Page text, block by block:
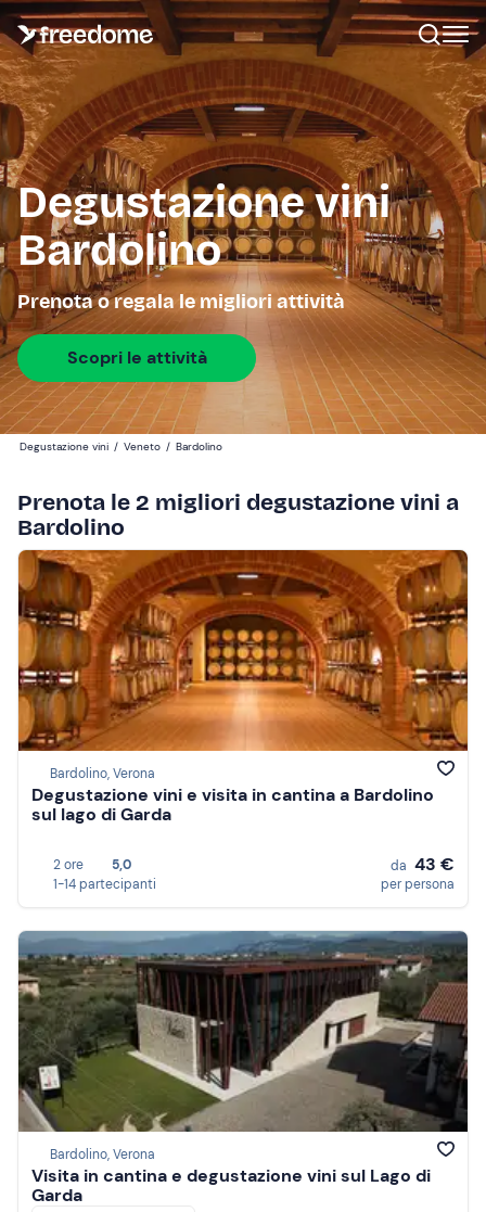
Degustazione vini
Bardolino
Prenota o regala le migliori attività
Scopri le attività
Degustazione vini / Veneto / Bardolino
Prenota le 2 migliori degustazione vini a
Bardolino
Bardolino, Verona
Degustazione vini e visita in cantina a Bardolino
sul lago di Garda
2 ore
5,0
1-14 partecipanti
da 43 €
per persona
Bardolino, Verona
Visita in cantina e degustazione vini sul Lago di
Garda